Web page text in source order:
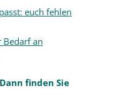
euch fehlen
Bedarf an
Dann finden Sie